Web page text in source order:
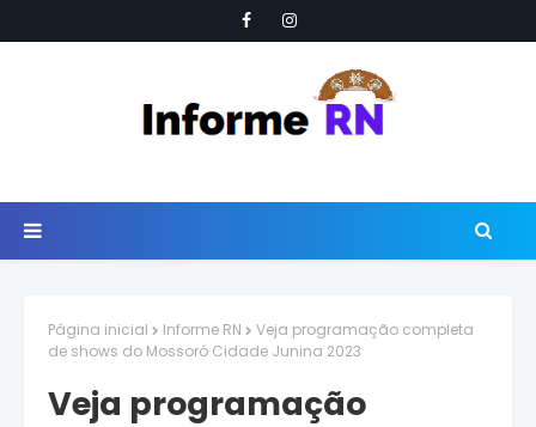
Página inicial Informe RN
Veja programação completa
de shows do Mossoró Cidade Junina 2023
Veja programação